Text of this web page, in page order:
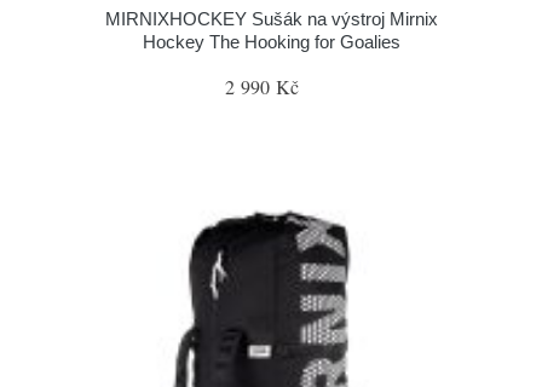
MIRNIXHOCKEY Sušák na výstroj Mirnix
Hockey The Hooking for Goalies
2 990 Kč